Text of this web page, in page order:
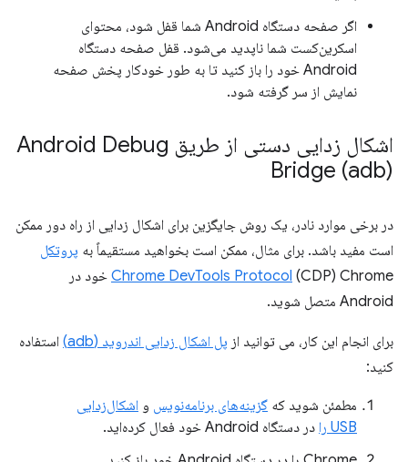
اگر صفحه دستگاه Android شما قفل شود، محتوای
اسکرین‌کست شما ناپدید می‌شود. قفل صفحه دستگاه
Android خود را باز کنید تا به طور خودکار پخش صفحه
نمایش از سر گرفته شود.
اشکال زدایی دستی از طریق Android Debug
Bridge (adb)
در برخی موارد نادر، یک روش جایگزین برای اشکال زدایی از راه دور ممکن
است مفید باشد. برای مثال، ممکن است بخواهید مستقیماً به پروتکل
Chrome DevTools Protocol (CDP) Chrome خود در
Android متصل شوید.
برای انجام این کار، می توانید از پل اشکال زدایی اندروید (adb)
استفاده
کنید:
مطمئن شوید که گزینه‌های برنامه‌نویس و اشکال‌زدایی
USB را
در دستگاه Android خود فعال کرده‌اید.